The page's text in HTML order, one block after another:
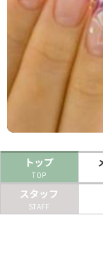
ヘアサロン
ネイルサロン
まつげサロン
リラクゼーションサ
美容クリニック
トップ
TOP
スタッフ
STAFF